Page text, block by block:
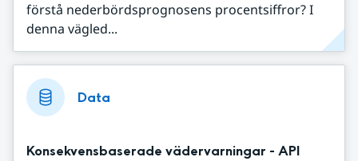
förstå nederbördsprognosens procentsiffror? I
denna vägled...
Data
Konsekvensbaserade vädervarningar - API